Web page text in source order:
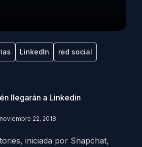
LinkedIn red social
llegarán a Linkedin
noviembre 22, 2018
iniciada por Snapchat,